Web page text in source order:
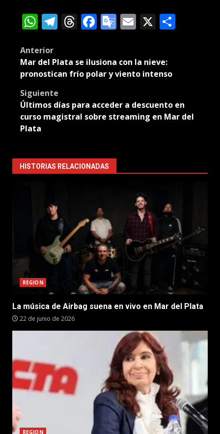
WhatsApp
Telegram
Threads
Facebook
Google
Email
X
Post
navigation
Anterior
Mar del Plata se ilusiona con la nieve:
pronostican frío polar y viento intenso
Siguiente
Últimos días para acceder a descuento en
curso magistral sobre streaming en Mar del
Plata
HISTORIAS RELACIONADAS
REGION
La música de Airbag suena en vivo en Mar del Plata
22 de junio de 2026
REGION